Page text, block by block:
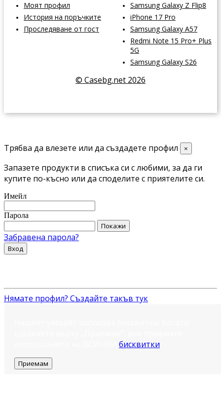
Моят профил
История на поръчките
Проследяване от гост
Samsung Galaxy Z Flip8
iPhone 17 Pro
Samsung Galaxy A57
Redmi Note 15 Pro+ Plus
5G
Samsung Galaxy S26
© Casebg.net 2026
Трябва да влезете или да създадете профил ×
Запазете продукти в списъка си с любими, за да ги
купите по-късно или да споделите с приятелите си.
Имейл
Парола
Покажи
Забравена парола?
Вход
Нямате профил? Създайте такъв тук
бисквитки
Приемам